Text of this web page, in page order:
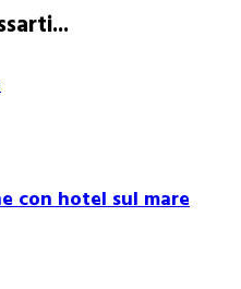
con hotel sul mare